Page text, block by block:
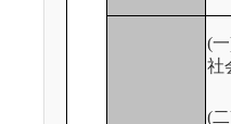
(
社
(